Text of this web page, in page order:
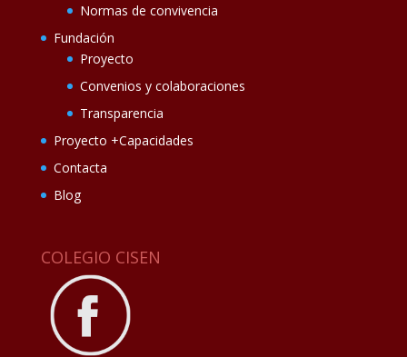
Normas de convivencia
Fundación
Proyecto
Convenios y colaboraciones
Transparencia
Proyecto +Capacidades
Contacta
Blog
COLEGIO CISEN